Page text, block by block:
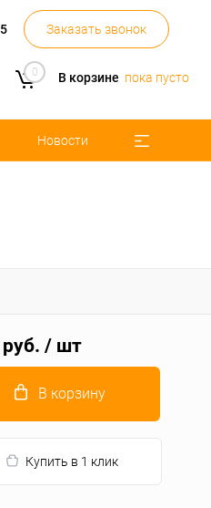
Заказать звонок
0 В корзине пока пусто
Новости
/ шт
В корзину
Купить в 1 клик